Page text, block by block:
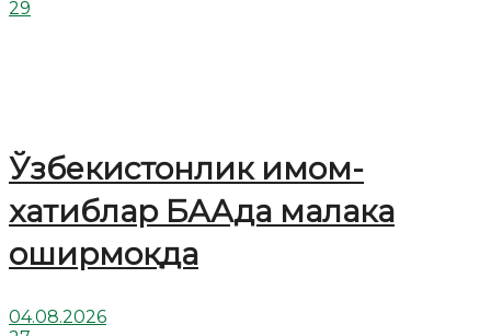
29
Ўзбекистонлик имом-
хатиблар БААда малака
оширмоқда
04.08.2026